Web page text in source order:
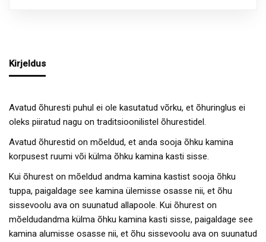
Kirjeldus
Avatud õhuresti puhul ei ole kasutatud võrku, et õhuringlus ei
oleks piiratud nagu on traditsioonilistel õhurestidel.
Avatud õhurestid on mõeldud, et anda sooja õhku kamina
korpusest ruumi või külma õhku kamina kasti sisse.
Kui õhurest on mõeldud andma kamina kastist sooja õhku
tuppa, paigaldage see kamina ülemisse osasse nii, et õhu
sissevoolu ava on suunatud allapoole. Kui õhurest on
mõeldudandma külma õhku kamina kasti sisse, paigaldage see
kamina alumisse osasse nii, et õhu sissevoolu ava on suunatud